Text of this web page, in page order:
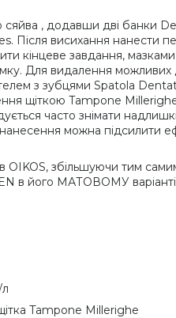
, додавши дві банки
Після висихання нанести
кінцеве завдання,
Для видалення можливих
з зубцями Spatola
щіткою Tampone
часто знімати
можна підсилити
збільшуючи тим
в його МАТОВОМУ
Tampone Millerighe